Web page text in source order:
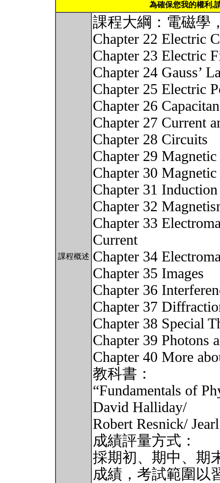
為確保您我的權利,
課程概述
課程大綱：電磁學
Chapter 22 Electric
Chapter 23 Electric
Chapter 24 Gauss’
Chapter 25 Electric
Chapter 26
Chapter 27 Current
Chapter 28 Circuits
Chapter 29
Chapter 30
Chapter 31
Chapter 32
Chapter 33
Current
Chapter 34
Chapter 35 Images
Chapter 36
Chapter 37
Chapter 38 Special
Chapter 39 Photons
Chapter 40 More
教科書：
“Fundamentals of
David Halliday/
Robert Resnick/
成績評量方式：
採期初、期中、期
成績，考試範圍以